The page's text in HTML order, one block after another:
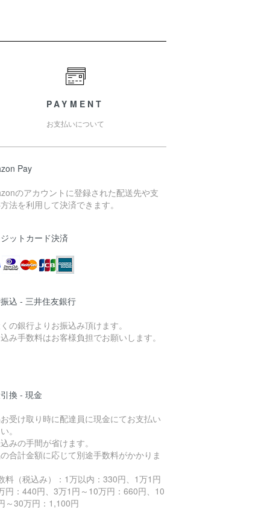
PAYMENT
お支払いについて
Pay
のアカウントに登録された配送先や支
法を利用して決済できます。
ットカード決済
込 - 三井住友銀行
の銀行よりお振込み頂けます。
み手数料はお客様負担でお願いします。
換 - 現金
受け取り時に配達員に現金にてお支払い
。
みの手間が省けます。
合計金額に応じて別途手数料がかかりま
料（税込み）：1万以内：330円、1万1円
円：440円、3万1円～10万円：660円、10
～30万円：1,100円